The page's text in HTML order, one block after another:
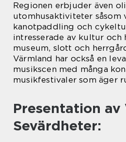
Regionen erbjuder även
utomhusaktiviteter såsom
kanotpaddling och
intresserade av kultur och
museum, slott och
Värmland har också en
musikscen med många
musikfestivaler som äger
Presentation av
Sevärdheter: